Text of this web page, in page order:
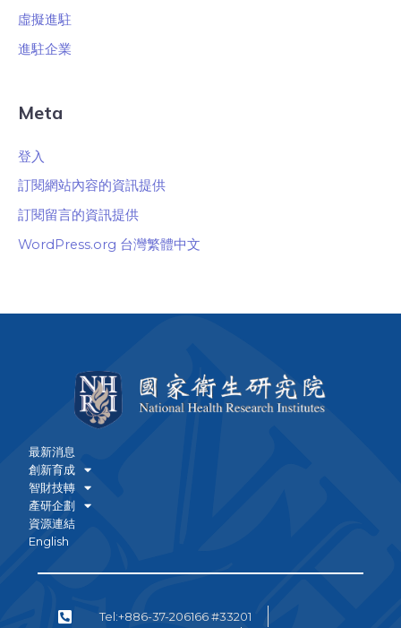
虛擬進駐
進駐企業
Meta
登入
訂閱網站內容的資訊提供
訂閱留言的資訊提供
WordPress.org 台灣繁體中文
最新消息
創新育成
智財技轉
產研企劃
資源連結
English
Tel:+886-37-206166 #33201